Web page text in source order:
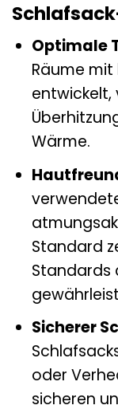
Optimale
Räume
entwickelt,
Wärme.
Standard
Standards
Sicherer
oder
sicheren